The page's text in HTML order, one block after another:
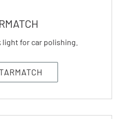
light for car polishing.